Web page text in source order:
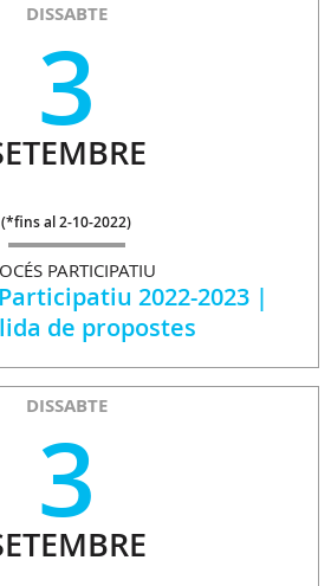
DISSABTE
3
(*fins al 2-10-2022)
PARTICIPATIU
2022-2023 |
de propostes
DISSABTE
3